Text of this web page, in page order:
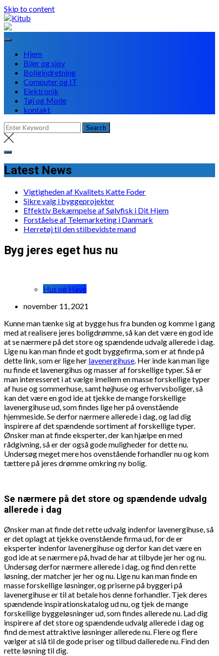
Skip to content
Hjem
Biler og sjov
Boligindretning
Computer og IT
Elektronik
Tøj og Mode
kontakt
Latest News
Vigtigheden af Kvalitets Katte Foder
Sikre valg i byggeprojekter
Effektiv Bekæmpelse af Sølvfisk i Dit Hjem
Forståelse af Telemarketing i Danmark
Herretøj til den stilbevidste mand
Byg jeres eget hus nu
Hus og Have
november 11, 2021
Kunne man tænke sig at bygge hus fra bunden og komme i gang
med at realisere jeres boligdrømme, så kan det være en god ide
at se nærmere på det store og spændende udvalg allerede i dag.
Lige nu kan man finde et godt byggefirma, som er at finde på
dette link, som er lige her lavenergihuse . Her inde kan man lige
nu finde et lavenergihus og masser af forskellige typer. Så er
man interesseret i at vælge imellem en masse forskellige typer
af huse og sommerhuse, samt højhuse og erhvervsboliger, så
kan det være en god ide at tjekke de mange forskellige
lavenergihuse ud, som findes lige her på ovenstående
hjemmeside. Se derfor nærmere allerede i dag, og lad dig
inspirere af det spændende sortiment af forskellige typer.
Ønsker man at finde eksperter, der kan hjælpe en med
rådgivning, så er der også gode muligheder for dette nu.
Undersøg meget mere hos ovenstående forhandler nu og kom
tættere på jeres drømme omkring ny bolig.
Se nærmere på det store og spændende udvalg
allerede i dag
Ønsker man at finde det rette udvalg indenfor lavenergihuse, så
er det oplagt at tjekke ovenstående firma ud, for de er
eksperter indenfor lavenergihuse og derfor kan det være en
god ide at se nærmere på, hvad de har at tilbyde jer her og nu.
Undersøg derfor nærmere allerede i dag, og find den rette
løsning, der matcher jer her og nu. Lige nu kan man finde en
masse forskellige løsninger, og priserne på byggeri på
lavenergihuse er til at betale hos denne forhandler. Tjek deres
spændende inspirationskatalog ud nu, og tjek de mange
forskellige byggeløsninger ud, som findes allerede nu. Lad dig
inspirere af det store og spændende udvalg allerede i dag og
find de mest attraktive løsninger allerede nu. Flere og flere
vælger at slå til de gode priser og tilbud dallerede nu. Find den
rette løsning til dig.